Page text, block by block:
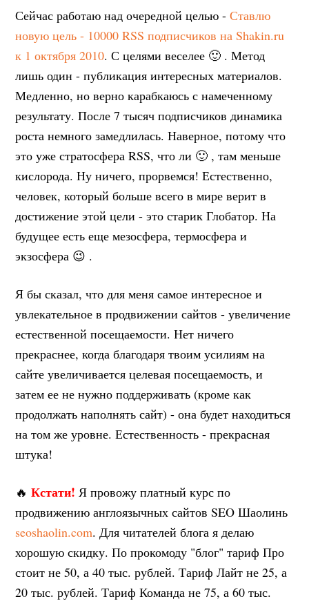
Сейчас работаю над очередной целью -Ставлю
новую цель - 10000 RSS подписчиков на Shakin.ru
к 1 октября 2010. С целями веселее 🙂 . Метод
лишь один - публикация интересных материалов.
Медленно, но верно карабкаюсь с намеченному
результату. После 7 тысяч подписчиков динамика
роста немного замедлилась. Наверное, потому что
это уже стратосфера RSS, что ли 🙂 , там меньше
кислорода. Ну ничего, прорвемся! Естественно,
человек, который больше всего в мире верит в
достижение этой цели - это старик Глобатор. На
будущее есть еще мезосфера, термосфера и
экзосфера 😉 .
Я бы сказал, что для меня самое интересное и
увлекательное в продвижении сайтов - увеличение
естественной посещаемости. Нет ничего
прекраснее, когда благодаря твоим усилиям на
сайте увеличивается целевая посещаемость, и
затем ее не нужно поддерживать (кроме как
продолжать наполнять сайт) - она будет находиться
на том же уровне. Естественность - прекрасная
штука!
🔥Кстати! Я провожу платный курс по
продвижению англоязычных сайтов SEO Шаолинь
seoshaolin.com. Для читателей блога я делаю
хорошую скидку. По прокомоду "блог" тариф Про
стоит не 50, а 40 тыс. рублей. Тариф Лайт не 25, а
20 тыс. рублей. Тариф Команда не 75, а 60 тыс.